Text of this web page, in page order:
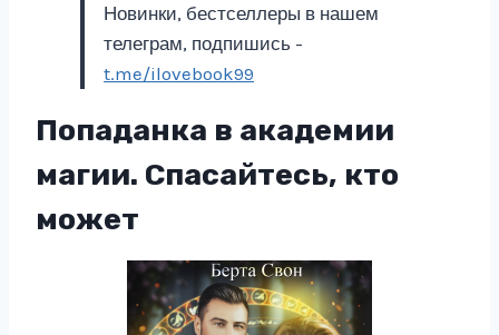
Новинки, бестселлеры в нашем
телеграм, подпишись -
t.me/ilovebook99
Попаданка в академии
магии. Спасайтесь, кто
может